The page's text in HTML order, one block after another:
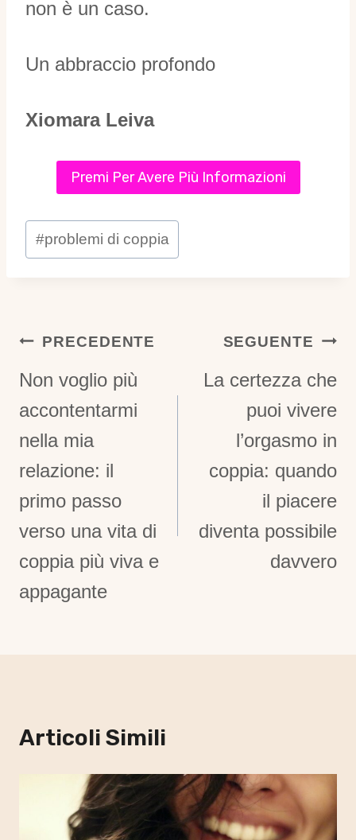
non è un caso.
Un abbraccio profondo
Xiomara Leiva
Premi Per Avere Più Informazioni
Tag
articolo:
#problemi di coppia
Navigazione
Articoli
PRECEDENTE
Non voglio più
accontentarmi
nella mia
relazione: il
primo passo
verso una vita di
coppia più viva e
appagante
SEGUENTE
La certezza che
puoi vivere
l’orgasmo in
coppia: quando
il piacere
diventa possibile
davvero
Articoli Simili